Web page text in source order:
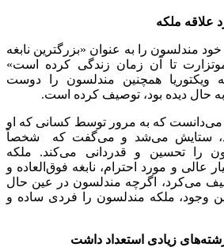
علاقه ملکه
مندلسون را به عنوان «بزرگترین نابغه
تا آن زمان زندگی کرده است»
ویکتوریا همچنین مندلسون را دوست
حال دیده بود، توصیف کرده است.
که به مرور توسط کسانی که او
ستایش می‌شد و می‌گفت که شخصاً
را تحسین و قدردانی می‌کند. ملکه
عالی و مورد احترام، نابغه فوق‌العاده و
می‌کرد، اگرچه مندلسون در عین حال
وجود، ملکه مندلسون را فردی ساده و
زیادی استعداد داشت